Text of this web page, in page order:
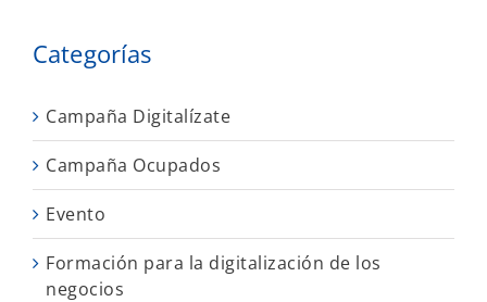
Categorías
Campaña Digitalízate
Campaña Ocupados
Evento
Formación para la digitalización de los
negocios